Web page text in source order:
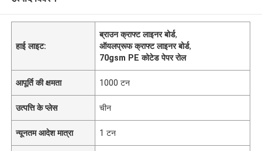
हाई लाइट:
ब्राउन क्राफ्ट लाइनर बोर्ड,
ऑयलप्रूफ क्राफ्ट लाइनर बोर्ड,
70gsm PE कोटेड पेपर रोल
आपूर्ति की क्षमता 1000 टन
उत्पत्ति के प्लेस चीन
न्यूनतम आदेश मात्रा 1 टन